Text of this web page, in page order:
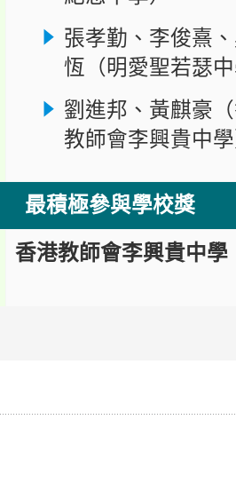
張孝勤、李俊熹
恆（明愛聖若瑟
劉進邦、黃麒豪
教師會李興貴中
最積極參與學校獎
香港教師會李興貴中學